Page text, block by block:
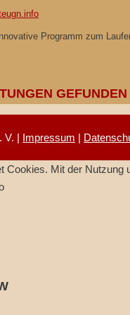
Programm zum
GEFUNDEN
V. | Impressum |
Cookies. Mit der